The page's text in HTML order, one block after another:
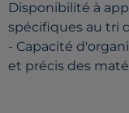
Disponibilité à
spécifiques au tri
- Capacité
et précis des